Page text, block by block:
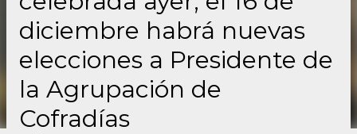
diciembre habrá nuevas
elecciones a Presidente de
la Agrupación de
Cofradías